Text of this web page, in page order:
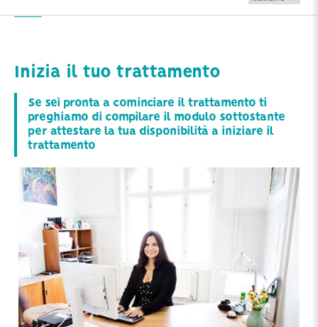
Home Inizia il tuo trattamento
Inizia il tuo trattamento
Se sei pronta a cominciare il trattamento ti
preghiamo di compilare il modulo sottostante
per attestare la tua disponibilità a iniziare il
trattamento